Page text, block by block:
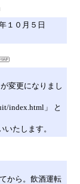
１０月５日
変更になりまし
index.html」 と
たします。
から。飲酒運転